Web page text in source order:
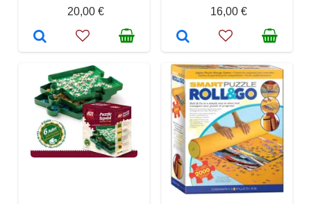
20,00 €
16,00 €